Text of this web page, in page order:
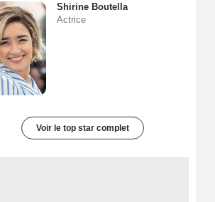
Shirine Boutella
Actrice
Voir le top star complet